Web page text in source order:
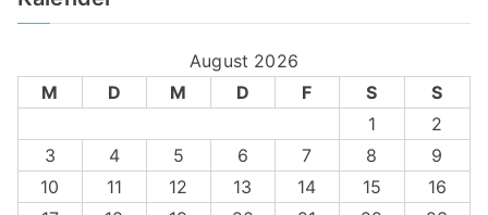
August 2026
M
D M D F S
S
1
2
3
4 5 6 7 8
9
10
11 12 13 14 15
16